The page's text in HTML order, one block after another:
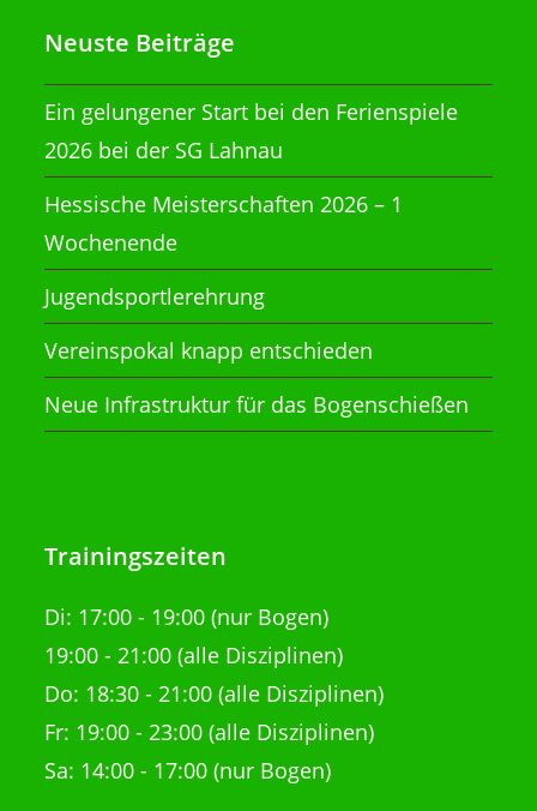
Neuste Beiträge
Ein gelungener Start bei den Ferienspiele
2026 bei der SG Lahnau
Hessische Meisterschaften 2026 – 1
Wochenende
Jugendsportlerehrung
Vereinspokal knapp entschieden
Neue Infrastruktur für das Bogenschießen
Trainingszeiten
Di: 17:00 - 19:00 (nur Bogen)
19:00 - 21:00 (alle Disziplinen)
Do: 18:30 - 21:00 (alle Disziplinen)
Fr: 19:00 - 23:00 (alle Disziplinen)
Sa: 14:00 - 17:00 (nur Bogen)